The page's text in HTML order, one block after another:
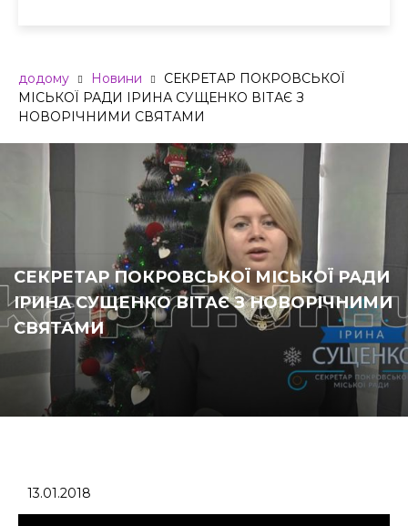
додому Новини
СЕКРЕТАР ПОКРОВСЬКОЇ
МІСЬКОЇ РАДИ ІРИНА СУЩЕНКО ВІТАЄ З
НОВОРІЧНИМИ СВЯТАМИ
СЕКРЕТАР ПОКРОВСЬКОЇ МІСЬКОЇ РАДИ
ІРИНА СУЩЕНКО ВІТАЄ З НОВОРІЧНИМИ
СВЯТАМИ
13.01.2018